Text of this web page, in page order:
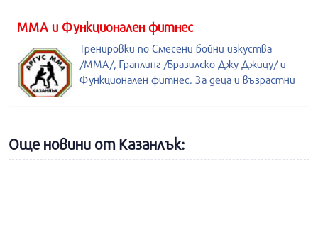
ММА и Функционален фитнес
Тренировки по Смесени бойни изкуства
/MMA/, Граплинг /Бразилско Джу Джицу/ и
Функционален фитнес. За деца и възрастни
Още новини от Казанлък: